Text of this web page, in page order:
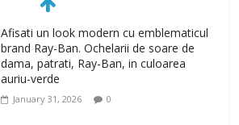
Afisati un look modern cu emblematicul
brand Ray-Ban. Ochelarii de soare de
dama, patrati, Ray-Ban, in culoarea
auriu-verde
January 31, 2026 0